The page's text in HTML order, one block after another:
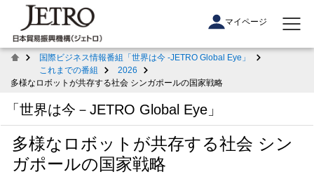
マイページ
国際ビジネス情報番組「世界は今 -JETRO Global Eye」
これまでの番組
2026
多様なロボットが共存する社会 シンガポールの国家戦略
「世界は今－JETRO Global Eye」
多様なロボットが共存する社会 シン
ガポールの国家戦略